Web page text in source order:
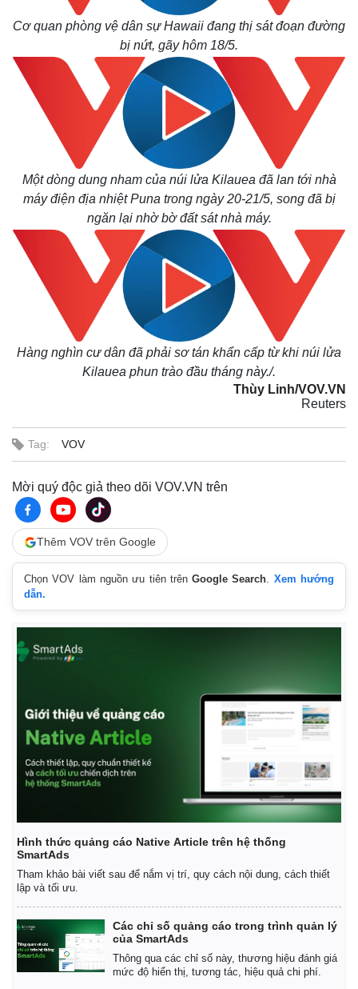
Vụ án
Tin nóng
Quân sự - Quốc phòng
Vũ khí
Phân tích
Cơ quan phòng vệ dân sự Hawaii đang thị sát đoạn đường
bị nứt, gãy hôm 18/5.
Một dòng dung nham của núi lửa Kilauea đã lan tới nhà
máy điện địa nhiệt Puna trong ngày 20-21/5, song đã bị
ngăn lại nhờ bờ đất sát nhà máy.
Hàng nghìn cư dân đã phải sơ tán khẩn cấp từ khi núi lửa
Kilauea phun trào đầu tháng này./.
Thùy Linh/VOV.VN
Reuters
Tag: VOV
Mời quý độc giả theo dõi VOV.VN trên
Thêm VOV trên Google
Chọn VOV làm nguồn ưu tiên trênGoogle Search. Xem hướng
dẫn.
Hình thức quảng cáo Native Article trên hệ thống
SmartAds
Tham khảo bài viết sau để nắm vị trí, quy cách nội dung, cách thiết
lập và tối ưu.
Các chỉ số quảng cáo trong trình quản lý
của SmartAds
Thông qua các chỉ số này, thương hiệu đánh giá
mức độ hiển thị, tương tác, hiệu quả chi phí.